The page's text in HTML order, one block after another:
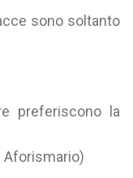
sono soltanto
preferiscono la